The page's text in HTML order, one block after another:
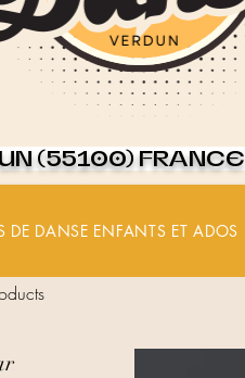
(55100) FRANCE
DE DANSE ENFANTS ET ADOS